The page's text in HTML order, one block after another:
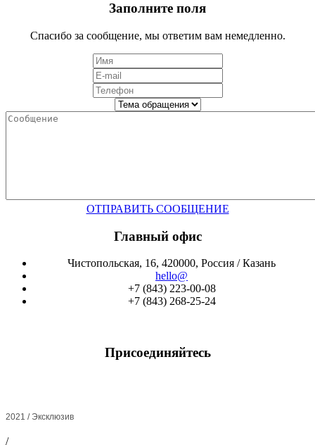
Заполните поля
Спасибо за сообщение, мы ответим вам немедленно.
ОТПРАВИТЬ СООБЩЕНИЕ
Главный офис
Чистопольская, 16, 420000, Россия / Казань
hello@
+7 (843) 223-00-08
+7 (843) 268-25-24
Присоединяйтесь
2021 / Эксклюзив
/